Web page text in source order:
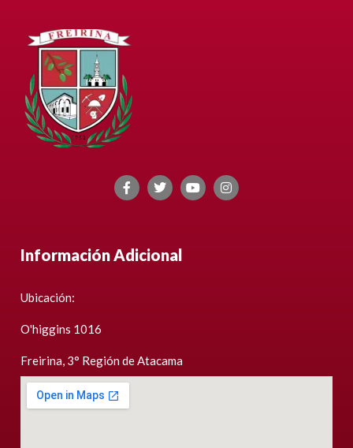
Información Adicional
Ubicación:
O'higgins 1016
Freirina, 3° Región de Atacama